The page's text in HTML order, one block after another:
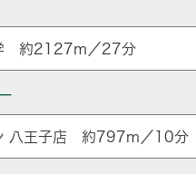
約2127m／27分
八王子店 約797m／10分